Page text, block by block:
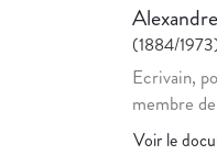
(1884/
Ecrivain,
membre
Voir le